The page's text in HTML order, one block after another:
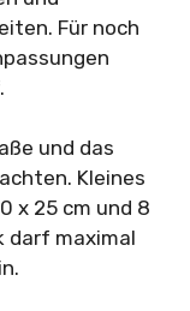
Für noch
und das
Kleines
x 25 cm und 8
darf maximal